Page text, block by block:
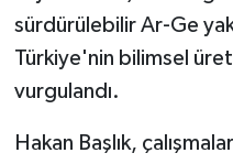
sürdürülebilir Ar-Ge
Türkiye'nin bilimsel
vurgulandı.
Hakan Başlık,